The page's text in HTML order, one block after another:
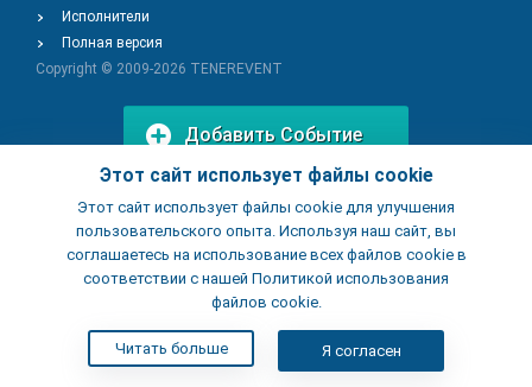
Этот сайт использует файлы cookie
Этот сайт использует файлы cookie для улучшения
пользовательского опыта. Используя наш сайт, вы
соглашаетесь на использование всех файлов cookie в
соответствии с нашей Политикой использования
файлов cookie.
Читать больше Я согласен
Исполнители
Полная версия
Copyright © 2009-2026 TENEREVENT
Добавить Событие
Добавить Заведение